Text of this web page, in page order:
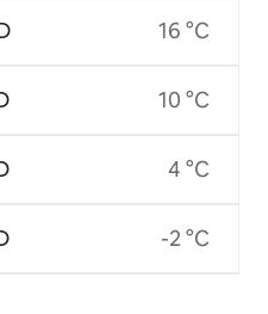
16 °C
10 °C
4 °C
-2 °C